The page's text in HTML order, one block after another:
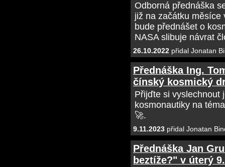
Odborná přednáška
již na začátku měsíce
bude přednášet o
NASA slibuje návrat
26.10.2022 přidal Jonatan
Přednáška Ing.
čínský kosmický
Přijďte si vyslechnout
kosmonautiky na
🚀.
9.11.2023 přidal Jonatan
Přednáška Jan
beztíže?" v úterý